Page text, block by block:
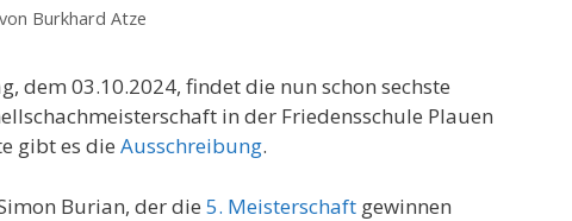
von Burkhard Atze
dem 03.10.2024, findet die nun schon sechste
in der Friedensschule Plauen
gibt es die Ausschreibung.
Burian, der die 5. Meisterschaft gewinnen